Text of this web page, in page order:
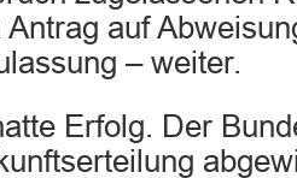
Antrag auf
– weiter.
Erfolg. Der